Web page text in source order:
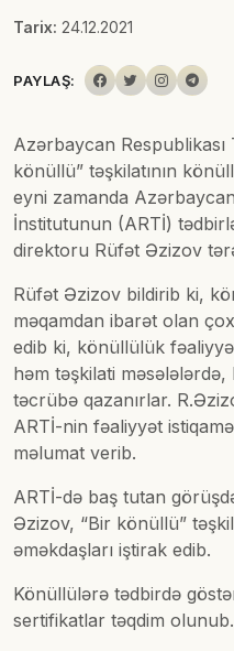
Tarix: 24.12.2021
PAYLAŞ:
Azərbaycan
könüllü” təşkilatının
eyni zamanda
İnstitutunun (ARTİ)
direktoru Rüfət Əzizov
Rüfət Əzizov bildirib ki,
məqamdan ibarət olan
edib ki, könüllülük
həm təşkilati
təcrübə qazanırlar.
ARTİ-nin fəaliyyət
məlumat verib.
ARTİ-də baş tutan
Əzizov, “Bir könüllü”
əməkdaşları iştirak edib.
Könüllülərə tədbirdə
sertifikatlar təqdim olunub.